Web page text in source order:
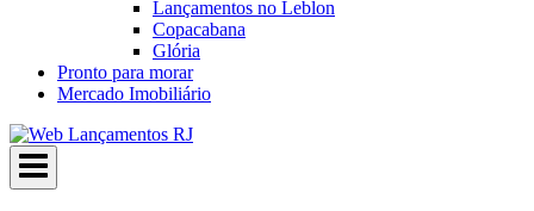
Lançamentos no Leblon
Copacabana
Glória
Pronto para morar
Mercado Imobiliário